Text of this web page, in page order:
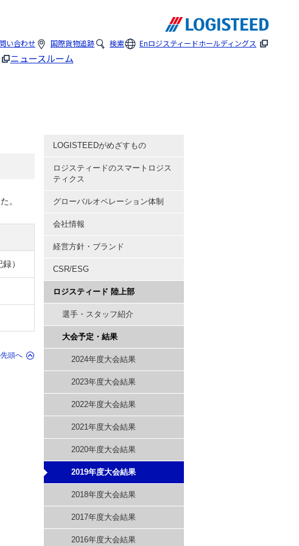
ニュースルーム
い合わせ 国際貨物追跡 検索 Enロジスティードホールディングス
。
）
頭へ
LOGISTEEDがめざすもの
ロジスティードのスマートロジス
ティクス
グローバルオペレーション体制
会社情報
経営方針・ブランド
CSR/ESG
ロジスティード 陸上部
選手・スタッフ紹介
大会予定・結果
2024年度大会結果
2023年度大会結果
2022年度大会結果
2021年度大会結果
2020年度大会結果
2019年度大会結果
2018年度大会結果
2017年度大会結果
2016年度大会結果